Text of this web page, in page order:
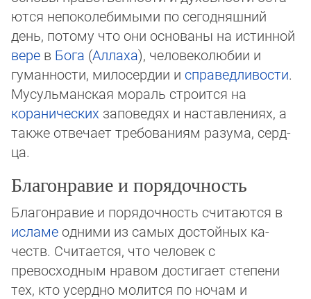
ют­ся не­по­ко­ле­бимыми по сегод­няшний
день, потому что они осно­ва­ны на ис­тин­ной
ве­ре в Бо­га (Аллаха), человеколюбии и
гуман­ности, милосердии и спра­вед­ли­вос­ти.
Мусуль­ман­ская мо­раль стро­ится на
коранических за­по­ве­дях и наставле­ни­ях, а
также от­ве­ча­ет тре­бо­ваниям ра­зу­ма, серд­
ца.
Благонравие и порядочность
Благонравие и порядочность считаются в
исламе одними из самых достойных ка­
честв. Считается, что человек с
превосходным нравом достигает степени
тех, кто усер­дно молится по ночам и